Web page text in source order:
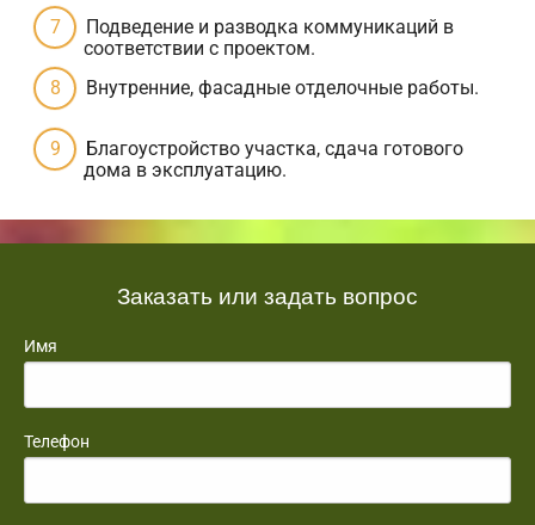
Подведение и разводка коммуникаций в
соответствии с проектом.
Внутренние, фасадные отделочные работы.
Благоустройство участка, сдача готового
дома в эксплуатацию.
Заказать или задать вопрос
Имя
Телефон